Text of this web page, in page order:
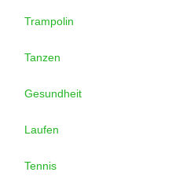
Trampolin
Tanzen
Gesundheit
Laufen
Tennis